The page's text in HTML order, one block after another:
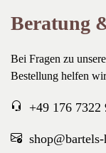
Beratung
Bei Fragen zu
Bestellung helfen
+49 176 7322